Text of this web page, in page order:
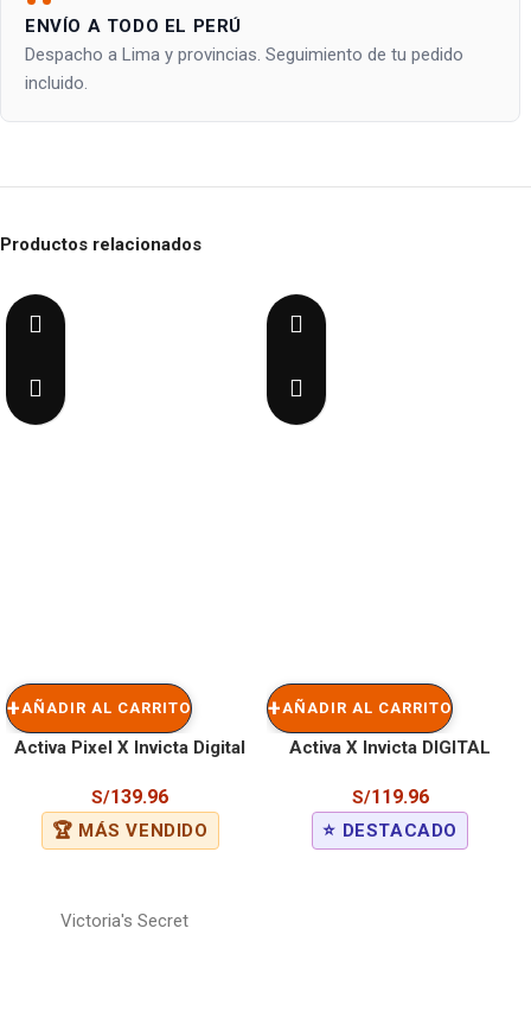
ENVÍO A TODO EL PERÚ
Despacho a Lima y provincias. Seguimiento de tu pedido
incluido.
Productos relacionados
AÑADIR AL CARRITO
Activa Pixel X Invicta Digital
(ACW499-012)
S/139.96
🏆 MÁS VENDIDO
AÑADIR AL CARRITO
Activa X Invicta DIGITAL
Watch – 50mm. Orange
(ACW1915-006)
S/119.96
⭐ DESTACADO
Victoria's Secret